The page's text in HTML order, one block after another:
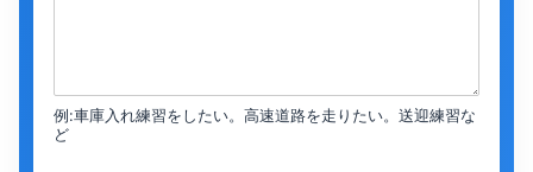
例:車庫入れ練習をしたい。高速道路を走りたい。送迎練習な
ど